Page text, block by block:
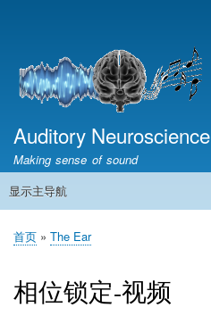
主
Auditory Neuroscience
Making sense of sound
主
航
显示主导航
首页
声学与信号处理
The Ear
Pitch
Vocalizations and speech
Spatial Hearing
Scene Analysis
Development, Learning & Plasticity
Prosthetics
The Book
面
屑
首页 The Ear
相位锁定-视频